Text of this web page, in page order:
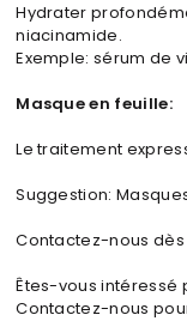
Hydrater
niacinamide.
Exemple: sérum de
Masque en feuille:
Le traitement
Suggestion:
Contactez-nous
Êtes-vous intéressé
Contactez-nous